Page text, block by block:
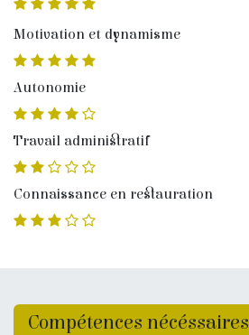
Motivation et dynamisme
Autonomie
Travail administratif
Connaissance en restauration
Compétences nécéssaires